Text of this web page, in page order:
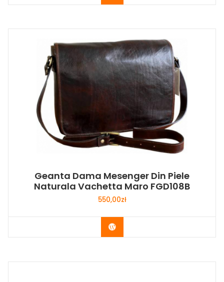
Geanta Dama Mesenger Din Piele
Naturala Vachetta Maro FGD108B
550,00zł
Buy Now